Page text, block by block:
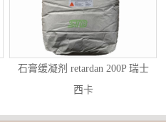
石膏缓凝剂 retardan 200P 瑞士
西卡